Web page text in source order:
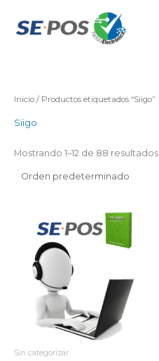
Inicio / Productos etiquetados “Siigo”
Siigo
Mostrando 1–12 de 88 resultados
Sin categorizar